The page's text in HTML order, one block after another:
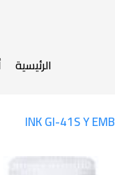
الرئيسية
INK GI-41S Y EMB